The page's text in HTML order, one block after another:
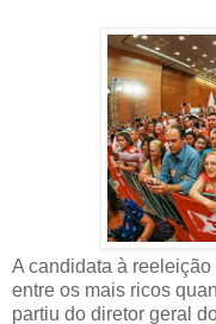
A candidata à
entre os mais ricos
partiu do diretor geral